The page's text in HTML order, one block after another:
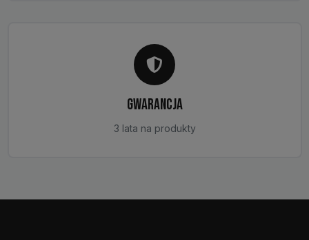
GWARANCJA
3 lata na produkty